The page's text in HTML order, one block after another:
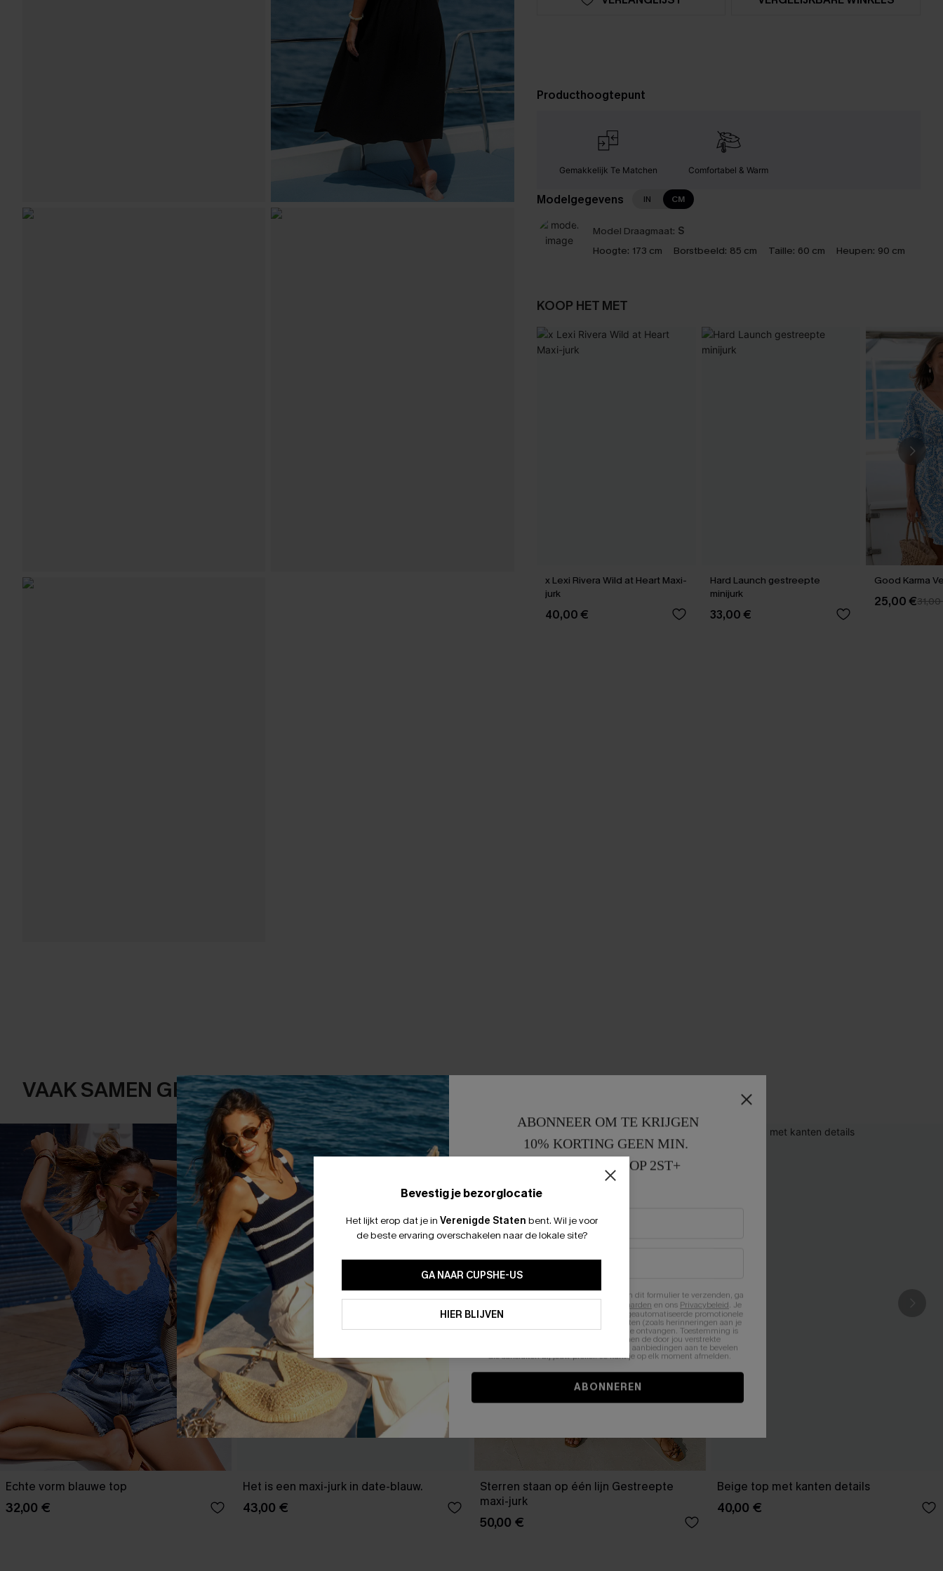
Producthoogtepunt
Gemakkelijk Te Matchen Comfortabel & Warm
Modelgegevens IN CM
Model Draagmaat: S
Hoogte: 173 cm Borstbeeld: 85 cm Taille: 60 cm Heupen: 90 cm
KOOP HET MET
x Lexi Rivera Wild at Heart Maxi-
jurk
40,00 €
Hard Launch gestreepte
minijurk
33,00 €
Good Karma
25,00 €
VAAK SAMEN GEKOCHT
Echte vorm blauwe top
32,00 €
Het is een maxi-jurk in date-blauw.
43,00 €
Sterren staan op één lijn Gestreepte
maxi-jurk
50,00 €
Beige top met kanten details
40,00 €
Bevestig je bezorglocatie
Het lijkt erop dat je in Verenigde Staten bent. Wil je voor
de beste ervaring overschakelen naar de lokale site?
GA NAAR CUPSHE-US
HIER BLIJVEN
ABONNEER OM TE KRIJGEN
10% KORTING GEEN MIN.
15% KORTING OP 2ST+
Door je contactgegevens in te vullen en dit formulier te verzenden, ga
Algemene Voorwaarden en ons Privacybeleid. Je
stemt er tevens mee in om herhaalde geautomatiseerde promotionele
en gepersonaliseerde marketingberichten (zoals herinneringen aan je
winkelwagen) en e-mails van Cupshe te ontvangen. Toestemming is
niet vereist voor een aankoop. We kunnen de door jou verstrekte
informatie gebruiken om producten en aanbiedingen aan te bevelen
die aansluiten bij jouw profiel. Je kunt je op elk moment afmelden.
ABONNEREN